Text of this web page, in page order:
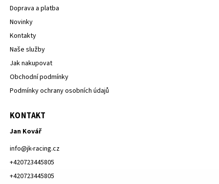
Doprava a platba
Novinky
Kontakty
Naše služby
Jak nakupovat
Obchodní podmínky
Podmínky ochrany osobních údajů
KONTAKT
Jan Kovář
info@jk-racing.cz
+420723445805
+420723445805